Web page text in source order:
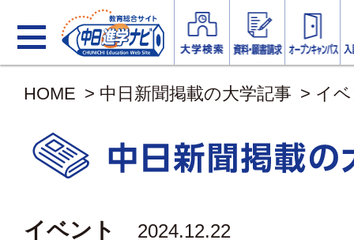
HOME > 中日新聞掲載の大学記事 > イ
イベント 2024.12.22